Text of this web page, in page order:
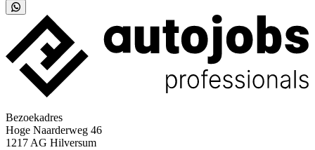
Bezoekadres
Hoge Naarderweg 46
1217 AG Hilversum